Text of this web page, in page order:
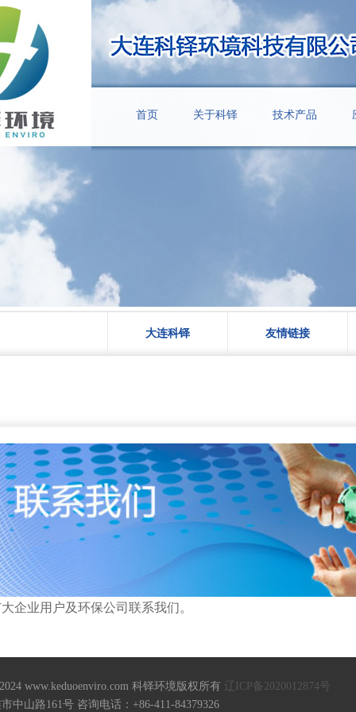
首页 关于科铎 技术产品
大连科铎 友情链接
企业用户及环保公司联系我们。
www.keduoenviro.com 科铎环境版权所有 辽ICP备2020012874号
中山路161号 咨询电话：+86-411-84379326